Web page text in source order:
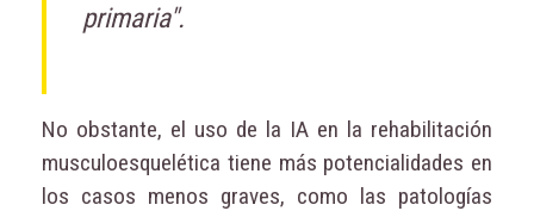
primaria".
No obstante, el uso de la IA en la rehabilitación
musculoesquelética tiene más potencialidades en
los casos menos graves, como las patologías